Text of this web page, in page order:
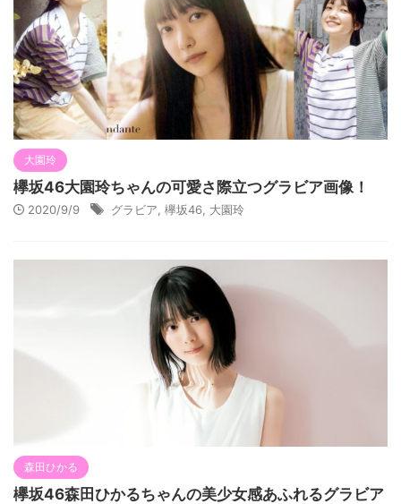
大園玲
欅坂46大園玲ちゃんの可愛さ際立つグラビア画像！
2020/9/9 グラビア 欅坂46 大園玲
森田ひかる
欅坂46森田ひかるちゃんの美少女感あふれるグラビア